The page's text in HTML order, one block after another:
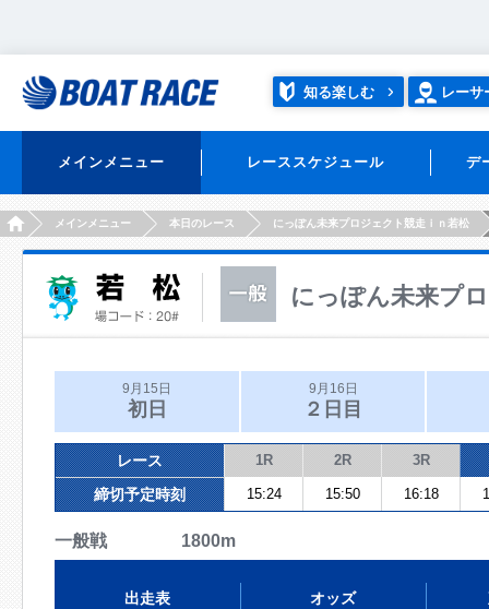
知る楽しむ レーサ
メインメニュー レーススケジュール デ
HOMEメインメニュー 本日のレース にっぽん未来プロジェクト競走ｉｎ若松
にっぽん未来プ
9月15日
初日
9月16日
２日目
レース 1R 2R 3R
締切予定時刻 15:24 15:50 16:18
一般戦 1800m
出走表 オッズ